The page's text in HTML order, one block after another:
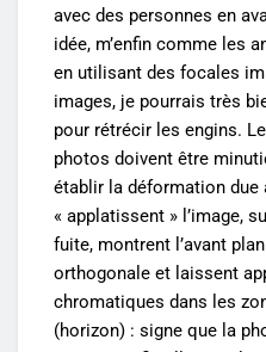
avec des personnes en
idée, m’enfin comme les
en utilisant des focales
images, je pourrais très
pour rétrécir les engins.
photos doivent être
établir la déformation due
« applatissent » l’image,
fuite, montrent l’avant
orthogonale et laissent
chromatiques dans les
(horizon) : signe que la